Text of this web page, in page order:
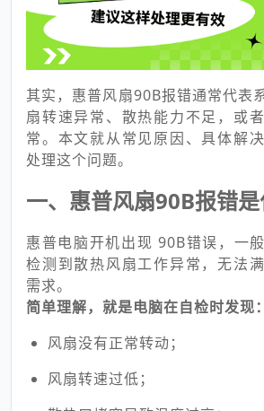
其实，惠普风扇90B报错通常代表
扇转速异常、散热能力不足，或
常。本文就从常见原因、具体解
处理这个问题。
一、惠普风扇90B报错是
惠普电脑开机出现 90B错误，一
检测到散热风扇工作异常，无法
需求。
简单理解，就是电脑在自检时发现：
风扇没有正常转动；
风扇转速过低；